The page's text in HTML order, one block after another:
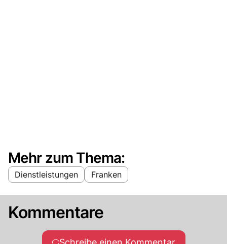
Mehr zum Thema:
Dienstleistungen Franken
Kommentare